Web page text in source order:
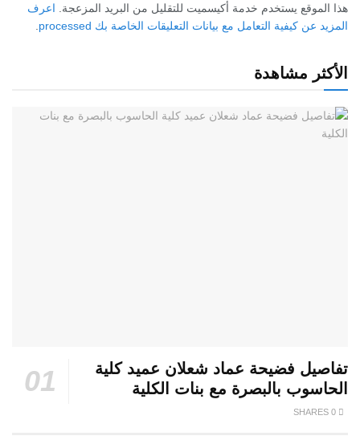
هذا الموقع يستخدم خدمة أكيسميت للتقليل من البريد المزعجة. اعرف
المزيد عن كيفية التعامل مع بيانات التعليقات الخاصة بك processed
الأكثر مشاهدة
تفاصيل فضيحة عماد شعلان عميد كلية
الحاسوب بالبصرة مع بنات الكلية